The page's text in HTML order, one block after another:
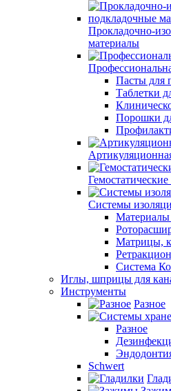
Прокладочно-
материалы
Пасты для
Таблетки
Порошки
Системы
Материалы
Матрицы,
Система
Иглы, шприцы для
Инструменты
Разное
Разное
Schwert